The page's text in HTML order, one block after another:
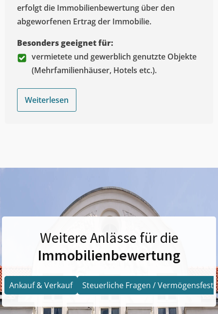
erfolgt die Immobilienbewertung über den
abgeworfenen Ertrag der Immobilie.
Besonders geeignet für:
vermietete und gewerblich genutzte Objekte
(Mehrfamilienhäuser, Hotels etc.).
Weiterlesen
Weitere Anlässe für die
Immobilienbewertung
Ankauf & Verkauf Steuerliche Fragen /